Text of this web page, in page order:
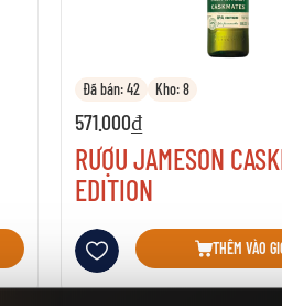
Đã bán: 42 Kho: 8
571.000₫
RƯỢU JAMESON
EDITION
Thêm vào danh sách yêu thích
THÊM VÀO